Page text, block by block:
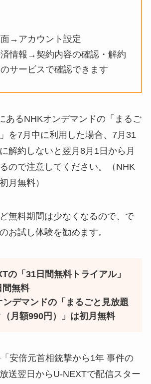
→アカウント設定
情報→契約内容の確認・解約
サービスで確認できます
あるNHKオンデマンドの「まるご
を7月中に利用した場合、7月31
解約しないと翌月8月1日から月
ので注意してください。（NHK
月無料）
無料期間は少なくなるので、で
お試し体験を勧めます。
の「31日間無料トライアル」
間無料
ンデマンドの「まるごと見放題
月額990円）」は初月無料
安倍元首相銃撃から1年 事件の
送翌日からU-NEXTで配信スター